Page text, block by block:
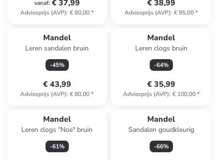
vanaf: € 37,99
Adviesprijs (AVP): € 80,00*
€ 38,99
Adviesprijs (AVP): € 95,00*
Mandel
Leren sandalen bruin
-45%
€ 43,99
Adviesprijs (AVP): € 80,00*
Mandel
Leren clogs bruin
-64%
€ 35,99
Adviesprijs (AVP): € 100,00*
Mandel
Leren clogs "Noe" bruin
-61%
Mandel
Sandalen goudkleurig
-66%